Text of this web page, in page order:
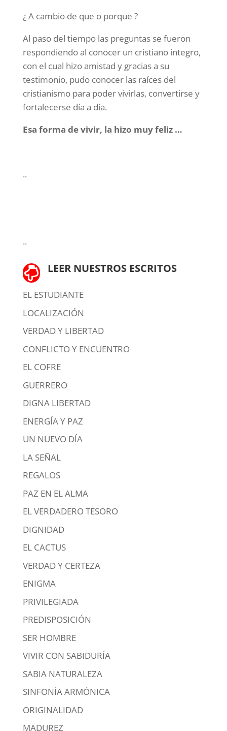
¿ A cambio de que o porque ?
Al paso del tiempo las preguntas se fueron
respondiendo al conocer un cristiano íntegro,
con el cual hizo amistad y gracias a su
testimonio, pudo conocer las raíces del
cristianismo para poder vivirlas, convertirse y
fortalecerse día a día.
Esa forma de vivir, la hizo muy feliz …
..
..
 LEER NUESTROS ESCRITOS
EL ESTUDIANTE
LOCALIZACIÓN
VERDAD Y LIBERTAD
CONFLICTO Y ENCUENTRO
EL COFRE
GUERRERO
DIGNA LIBERTAD
ENERGÍA Y PAZ
UN NUEVO DÍA
LA SEÑAL
REGALOS
PAZ EN EL ALMA
EL VERDADERO TESORO
DIGNIDAD
EL CACTUS
VERDAD Y CERTEZA
ENIGMA
PRIVILEGIADA
PREDISPOSICIÓN
SER HOMBRE
VIVIR CON SABIDURÍA
SABIA NATURALEZA
SINFONÍA ARMÓNICA
ORIGINALIDAD
MADUREZ